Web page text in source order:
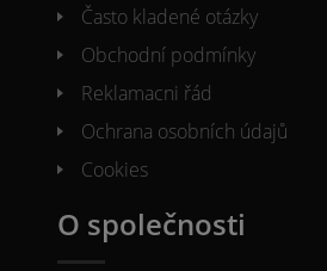
Často kladené otázky
Obchodní podmínky
Reklamacni řád
Ochrana osobních údajů
Cookies
O společnosti